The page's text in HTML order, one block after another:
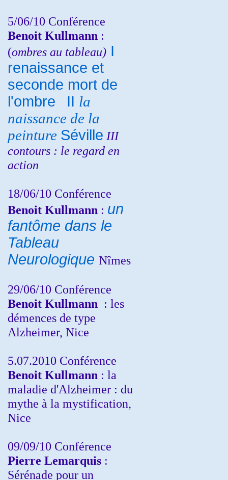
5/06/10 Conférence
Benoit Kullmann :
(ombres au tableau) I
renaissance et
seconde mort de
l'ombre
II la
naissance de la
peinture Séville III
contours : le regard en
action
18/06/10 Conférence
Benoit Kullmann : un
fantôme dans le
Tableau
Neurologique Nîmes
29/06/10 Conférence
Benoit Kullmann : les
démences de type
Alzheimer, Nice
5.07.2010 Conférence
Benoit Kullmann : la
maladie d'Alzheimer : du
mythe à la mystification,
Nice
09/09/10 Conférence
Pierre Lemarquis :
Sérénade pour un